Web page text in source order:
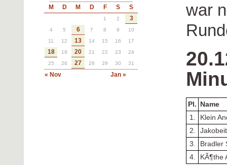
M D M D F S S
« Nov Jan »
1 2 3
4 5 6 7 8 9
10
11
12 13 14 15 16 17
18 19 20 21 22 23
24
25
26 27 28 29 30 31
war
Pl.
Name
1.
Klein
2.
3.
Bradler
4.
KÃ¶the